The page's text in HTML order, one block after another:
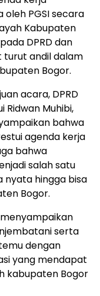
PGSI secara
Kabupaten
DPRD dan
turut andil dalam
Bogor.
acara, DPRD
Ridwan Muhibi,
bahwa
agenda kerja
bahwa
salah satu
nyata hingga bisa
Bogor.
serta
dengan
yang mendapat
kabupaten Bogor